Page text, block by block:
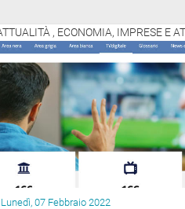
Lunedì, 07 Febbraio 2022